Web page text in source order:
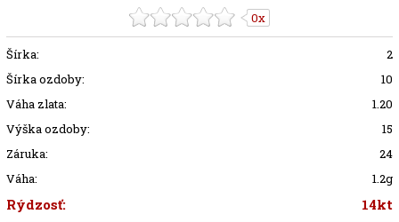
0x
Šírka:
2
Šírka ozdoby:
10
Váha zlata:
1.20
Výška ozdoby:
15
Záruka:
24
Váha:
1.2g
Rýdzosť: 14kt